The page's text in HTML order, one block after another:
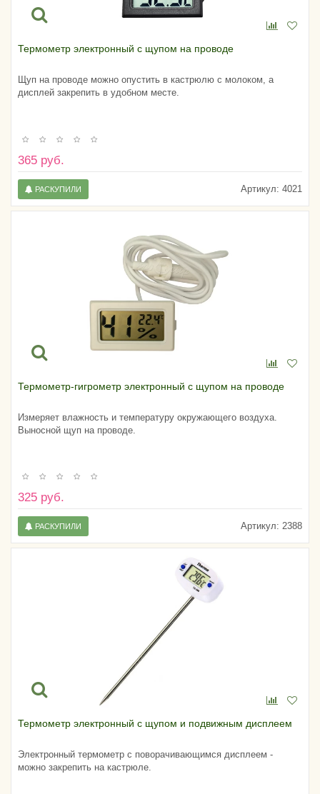
Термометр электронный с щупом на проводе
Щуп на проводе можно опустить в кастрюлю с молоком, а
дисплей закрепить в удобном месте.
365 руб.
Артикул: 4021
РАСКУПИЛИ
Термометр-гигрометр электронный с щупом на проводе
Измеряет влажность и температуру окружающего воздуха.
Выносной щуп на проводе.
325 руб.
Артикул: 2388
РАСКУПИЛИ
Термометр электронный с щупом и подвижным дисплеем
Электронный термометр с поворачивающимся дисплеем -
можно закрепить на кастрюле.